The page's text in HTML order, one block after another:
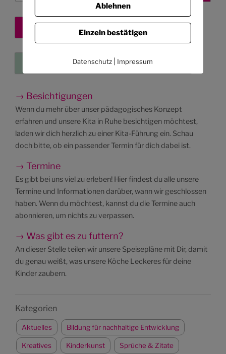
Eure Kleinanzeigen
→ Besichtigungen
Wenn du mehr über unser pädagogisches Konzept
erfahren und unsere Kita in Ruhe besichtigen möchtest,
laden wir dich herzlich zu einer Kita-Führung ein. Schau
doch bitte, ob ein passender Termin für dich dabei ist.
→ Termine
Es gibt bei uns viel zu erleben! Hier findest du alle unsere
Termine und Informationen darüber, wann wir geschlossen
haben. Wenn du möchtest, kannst du die Termine auch
abonnieren, um nichts zu verpassen.
→ Was gibt es zu futtern?
An dieser Stelle teilen wir unsere Speisepläne mit Dir, damit
du genau weißt, was unsere Köche Leckeres für deine
Kinder zaubern.
Kategorien
Aktuelles Bildung für nachhaltige Entwicklung
Kreatives Kinderkunst Sprüche & Zitate
Ablehnen
Einzeln bestätigen
Datenschutz Impressum